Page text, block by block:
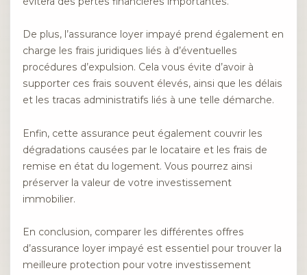
De plus, l’assurance loyer impayé prend également en
charge les frais juridiques liés à d’éventuelles
procédures d’expulsion. Cela vous évite d’avoir à
supporter ces frais souvent élevés, ainsi que les délais
et les tracas administratifs liés à une telle démarche.
Enfin, cette assurance peut également couvrir les
dégradations causées par le locataire et les frais de
remise en état du logement. Vous pourrez ainsi
préserver la valeur de votre investissement
immobilier.
En conclusion, comparer les différentes offres
d’assurance loyer impayé est essentiel pour trouver la
meilleure protection pour votre investissement